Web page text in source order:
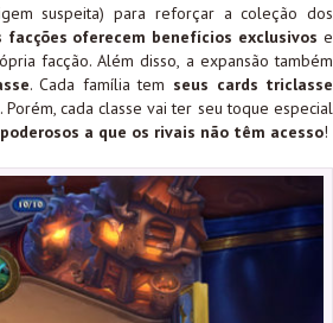
suspeita) para reforçar a coleção dos
facções oferecem benefícios exclusivos e
facção. Além disso, a expansão também
. Cada família tem seus cards triclasse
cada classe vai ter seu toque especial
a que os rivais não têm acesso!